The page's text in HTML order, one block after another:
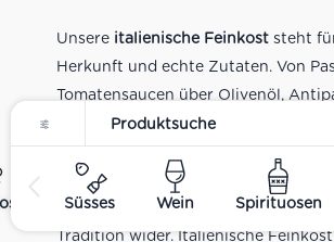
Süsses Wein Spirituosen
Unsere italienische Feinkoststeht
Herkunft und echte Zutaten. Von
Tomatensaucen über Olivenöl,
Pesto bis zu Balsamico und
verschiedenen Regionen Italiens.
sind Teil unseres realen
und spiegeln italienische
Tradition wider. Italienische